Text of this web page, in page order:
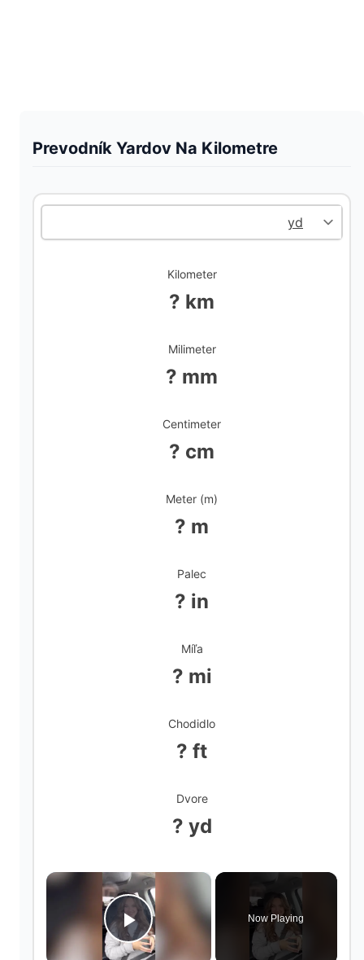
Prevodník Yardov Na Kilometre
Kilometer
? km
Milimeter
? mm
Centimeter
? cm
Meter (m)
? m
Palec
? in
Míľa
? mi
Chodidlo
? ft
Dvore
? yd
×
Play Video
Now Playing